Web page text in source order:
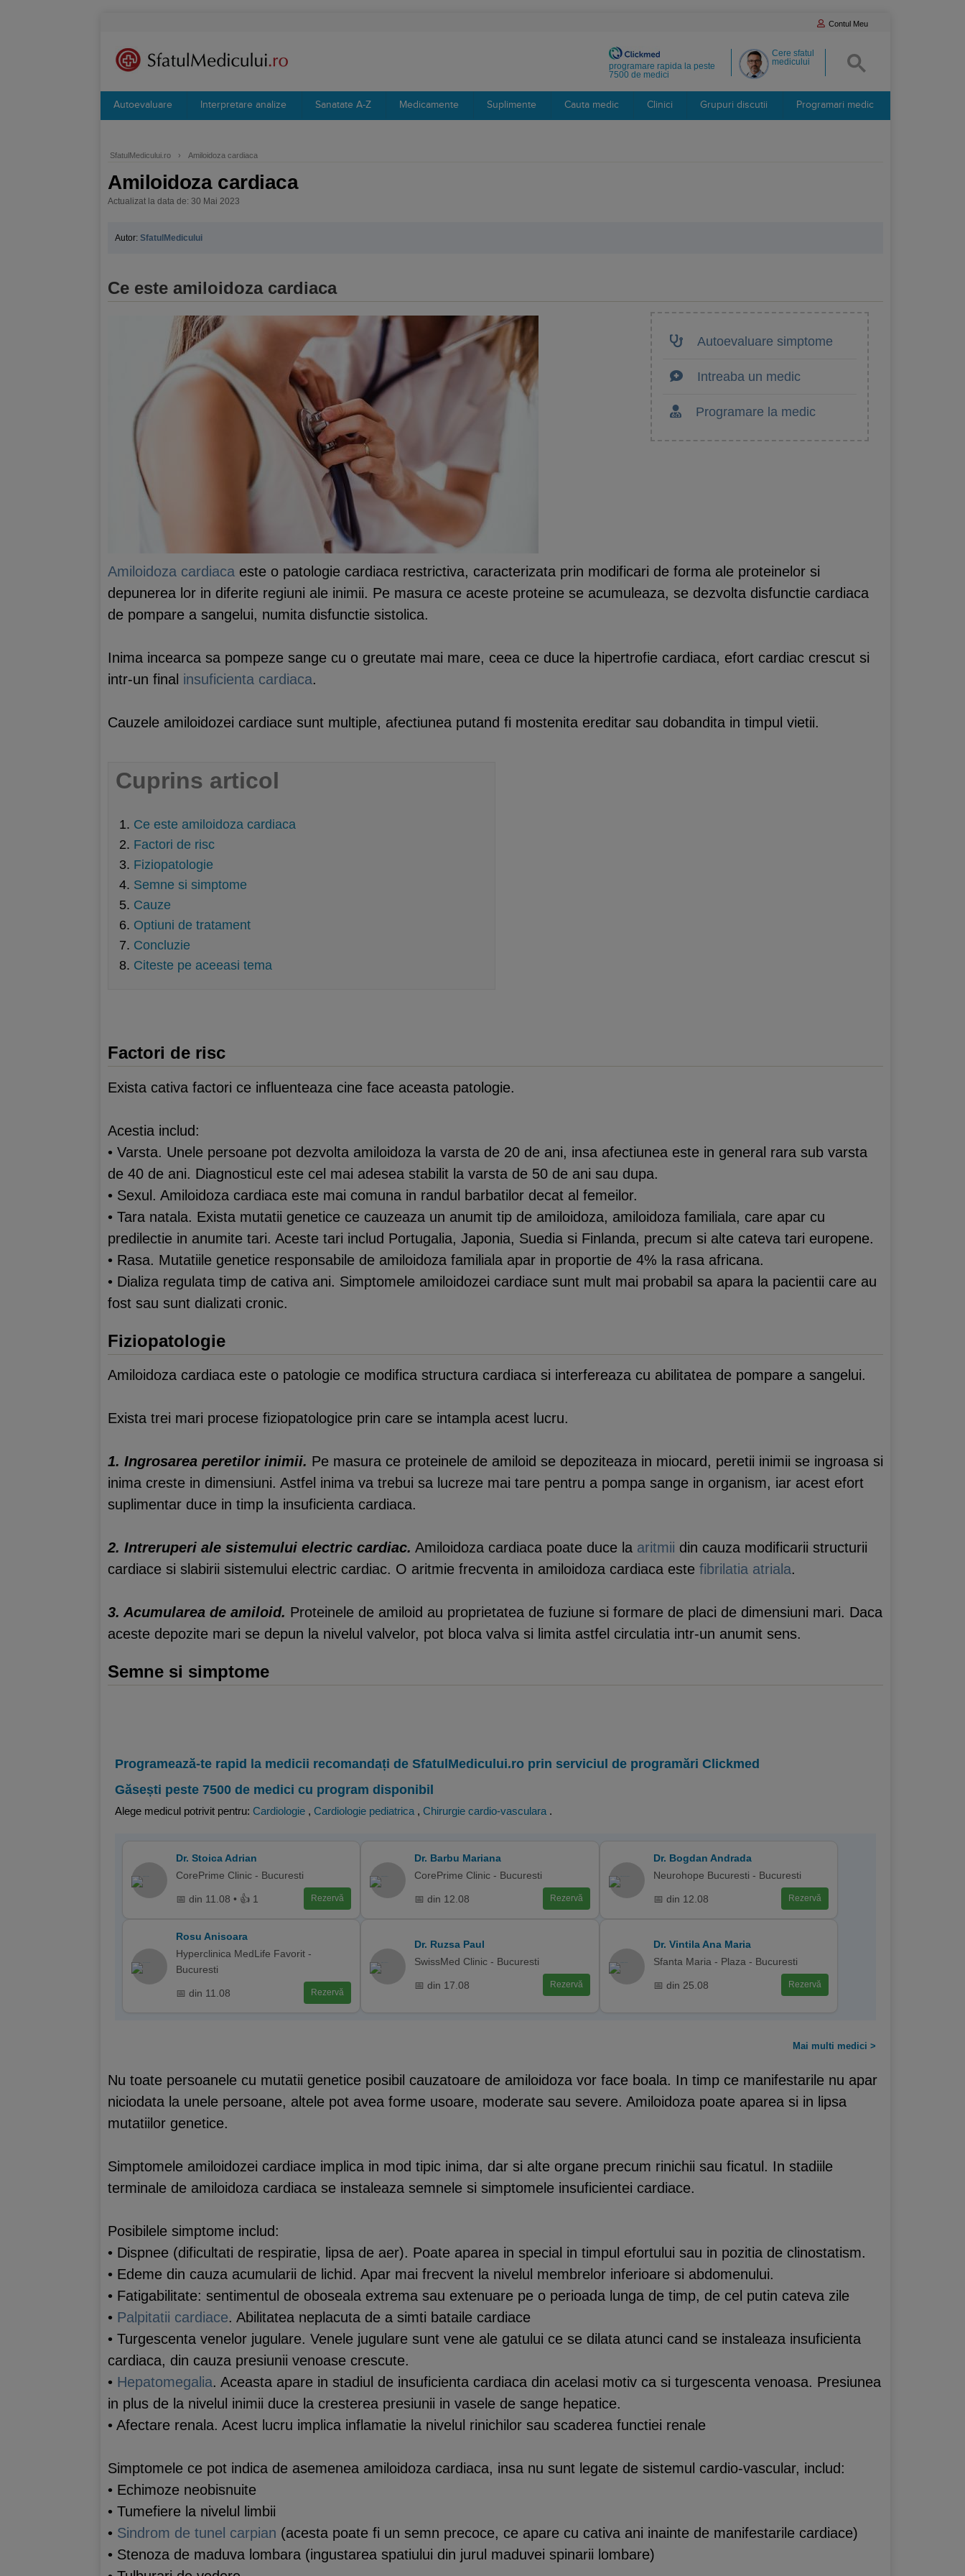
Contul Meu
Cere sfatul
medicului
programare rapida la peste
7500 de medici
Autoevaluare Interpretare analize Sanatate A-Z Medicamente Suplimente Cauta medic Clinici Grupuri discutii Programari medic
SfatulMedicului.ro › Amiloidoza cardiaca
Amiloidoza cardiaca
Actualizat la data de: 30 Mai 2023
Autor: SfatulMedicului
Ce este amiloidoza cardiaca
Autoevaluare simptome
Intreaba un medic
Programare la medic
Amiloidoza cardiaca este o patologie cardiaca restrictiva, caracterizata prin modificari de forma ale proteinelor si
depunerea lor in diferite regiuni ale inimii. Pe masura ce aceste proteine se acumuleaza, se dezvolta disfunctie cardiaca
de pompare a sangelui, numita disfunctie sistolica.
Inima incearca sa pompeze sange cu o greutate mai mare, ceea ce duce la hipertrofie cardiaca, efort cardiac crescut si
intr-un final insuficienta cardiaca.
Cauzele amiloidozei cardiace sunt multiple, afectiunea putand fi mostenita ereditar sau dobandita in timpul vietii.
Cuprins articol
Ce este amiloidoza cardiaca
Factori de risc
Fiziopatologie
Semne si simptome
Cauze
Optiuni de tratament
Concluzie
Citeste pe aceeasi tema
Factori de risc
Exista cativa factori ce influenteaza cine face aceasta patologie.
Acestia includ:
• Varsta. Unele persoane pot dezvolta amiloidoza la varsta de 20 de ani, insa afectiunea este in general rara sub varsta
de 40 de ani. Diagnosticul este cel mai adesea stabilit la varsta de 50 de ani sau dupa.
• Sexul. Amiloidoza cardiaca este mai comuna in randul barbatilor decat al femeilor.
• Tara natala. Exista mutatii genetice ce cauzeaza un anumit tip de amiloidoza, amiloidoza familiala, care apar cu
predilectie in anumite tari. Aceste tari includ Portugalia, Japonia, Suedia si Finlanda, precum si alte cateva tari europene.
• Rasa. Mutatiile genetice responsabile de amiloidoza familiala apar in proportie de 4% la rasa africana.
• Dializa regulata timp de cativa ani. Simptomele amiloidozei cardiace sunt mult mai probabil sa apara la pacientii care au
fost sau sunt dializati cronic.
Fiziopatologie
Amiloidoza cardiaca este o patologie ce modifica structura cardiaca si interfereaza cu abilitatea de pompare a sangelui.
Exista trei mari procese fiziopatologice prin care se intampla acest lucru.
1. Ingrosarea peretilor inimii. Pe masura ce proteinele de amiloid se depoziteaza in miocard, peretii inimii se ingroasa si
inima creste in dimensiuni. Astfel inima va trebui sa lucreze mai tare pentru a pompa sange in organism, iar acest efort
suplimentar duce in timp la insuficienta cardiaca.
2. Intreruperi ale sistemului electric cardiac. Amiloidoza cardiaca poate duce la aritmii din cauza modificarii structurii
cardiace si slabirii sistemului electric cardiac. O aritmie frecventa in amiloidoza cardiaca este fibrilatia atriala.
3. Acumularea de amiloid. Proteinele de amiloid au proprietatea de fuziune si formare de placi de dimensiuni mari. Daca
aceste depozite mari se depun la nivelul valvelor, pot bloca valva si limita astfel circulatia intr-un anumit sens.
Semne si simptome
Programează-te rapid la medicii recomandați de SfatulMedicului.ro prin serviciul de programări Clickmed
Găsești peste 7500 de medici cu program disponibil
Alege medicul potrivit pentru: Cardiologie , Cardiologie pediatrica , Chirurgie cardio-vasculara .
Dr. Stoica Adrian
CorePrime Clinic - Bucuresti
📅 din 11.08 • 👍 1 Rezervă
Dr. Barbu Mariana
CorePrime Clinic - Bucuresti
📅 din 12.08 Rezervă
Dr. Bogdan Andrada
Neurohope Bucuresti - Bucuresti
📅 din 12.08 Rezervă
Rosu Anisoara
Hyperclinica MedLife Favorit -
Bucuresti
📅 din 11.08 Rezervă
Dr. Ruzsa Paul
SwissMed Clinic - Bucuresti
📅 din 17.08 Rezervă
Dr. Vintila Ana Maria
Sfanta Maria - Plaza - Bucuresti
📅 din 25.08 Rezervă
Mai multi medici >
Nu toate persoanele cu mutatii genetice posibil cauzatoare de amiloidoza vor face boala. In timp ce manifestarile nu apar
niciodata la unele persoane, altele pot avea forme usoare, moderate sau severe. Amiloidoza poate aparea si in lipsa
mutatiilor genetice.
Simptomele amiloidozei cardiace implica in mod tipic inima, dar si alte organe precum rinichii sau ficatul. In stadiile
terminale de amiloidoza cardiaca se instaleaza semnele si simptomele insuficientei cardiace.
Posibilele simptome includ:
• Dispnee (dificultati de respiratie, lipsa de aer). Poate aparea in special in timpul efortului sau in pozitia de clinostatism.
• Edeme din cauza acumularii de lichid. Apar mai frecvent la nivelul membrelor inferioare si abdomenului.
• Fatigabilitate: sentimentul de oboseala extrema sau extenuare pe o perioada lunga de timp, de cel putin cateva zile
• Palpitatii cardiace. Abilitatea neplacuta de a simti bataile cardiace
• Turgescenta venelor jugulare. Venele jugulare sunt vene ale gatului ce se dilata atunci cand se instaleaza insuficienta
cardiaca, din cauza presiunii venoase crescute.
• Hepatomegalia. Aceasta apare in stadiul de insuficienta cardiaca din acelasi motiv ca si turgescenta venoasa. Presiunea
in plus de la nivelul inimii duce la cresterea presiunii in vasele de sange hepatice.
• Afectare renala. Acest lucru implica inflamatie la nivelul rinichilor sau scaderea functiei renale
Simptomele ce pot indica de asemenea amiloidoza cardiaca, insa nu sunt legate de sistemul cardio-vascular, includ:
• Echimoze neobisnuite
• Tumefiere la nivelul limbii
• Sindrom de tunel carpian (acesta poate fi un semn precoce, ce apare cu cativa ani inainte de manifestarile cardiace)
• Stenoza de maduva lombara (ingustarea spatiului din jurul maduvei spinarii lombare)